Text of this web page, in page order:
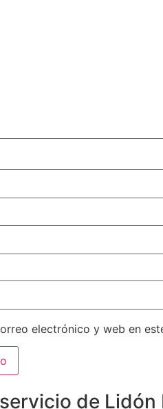
electrónico y web en
de